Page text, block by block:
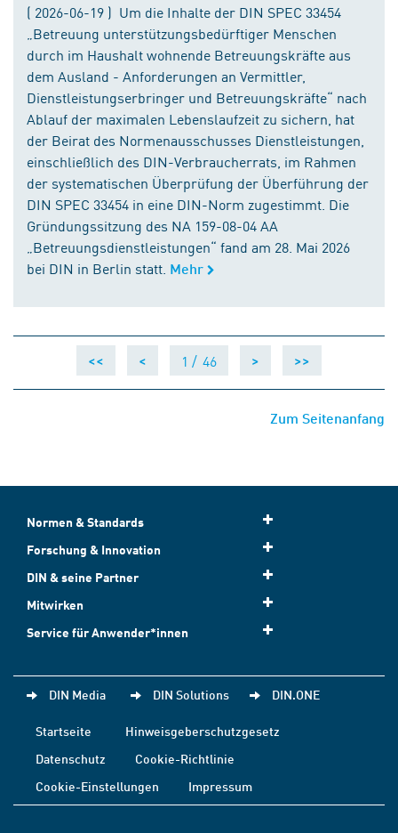
( 2026-06-19 ) Um die Inhalte der DIN SPEC 33454
„Betreuung unterstützungsbedürftiger Menschen
durch im Haushalt wohnende Betreuungskräfte aus
dem Ausland - Anforderungen an Vermittler,
Dienstleistungserbringer und Betreuungskräfte“ nach
Ablauf der maximalen Lebenslaufzeit zu sichern, hat
der Beirat des Normenausschusses Dienstleistungen,
einschließlich des DIN-Verbraucherrats, im Rahmen
der systematischen Überprüfung der Überführung der
DIN SPEC 33454 in eine DIN-Norm zugestimmt. Die
Gründungssitzung des NA 159-08-04 AA
„Betreuungsdienstleistungen“ fand am 28. Mai 2026
bei DIN in Berlin statt. Mehr
<< < 1 / 46 > >>
Zum Seitenanfang
Normen & Standards
Forschung & Innovation
DIN & seine Partner
Mitwirken
Service für Anwender*innen
DIN Media DIN Solutions DIN.ONE
Startseite
Hinweisgeberschutzgesetz
Datenschutz
Cookie-Richtlinie
Cookie-Einstellungen
Impressum